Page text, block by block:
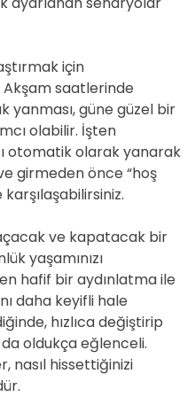
için
saatlerinde
yanması, güne güzel bir
olabilir. İşten
otomatik olarak yanarak
girmeden önce “hoş
ve kapatacak bir
yaşamınızı
hafif bir aydınlatma ile
daha keyifli hale
hızlıca değiştirip
oldukça eğlenceli.
nasıl hissettiğinizi